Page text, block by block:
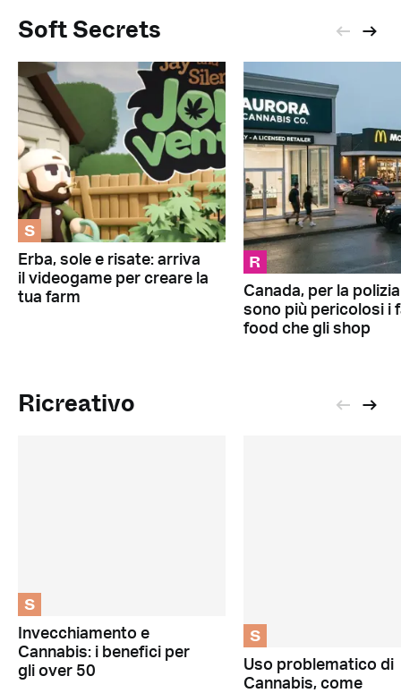
Soft Secrets
S
Erba, sole e risate: arriva
il videogame per creare la
tua farm
R
Canada, per la polizia
sono più pericolosi i
food che gli shop
Ricreativo
S
Invecchiamento e
Cannabis: i benefici per
gli over 50
S
Uso problematico di
Cannabis, come